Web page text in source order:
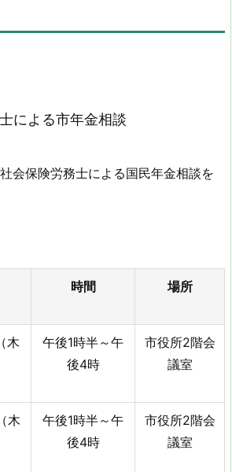
による市年金相談
会保険労務士による国民年金相談を
時間 場所
木
午後1時半～午
後4時
市役所2階会
議室
木
午後1時半～午
後4時
市役所2階会
議室